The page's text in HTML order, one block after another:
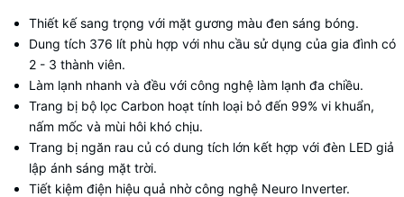
Thiết kế sang trọng với mặt gương màu đen sáng bóng.
Dung tích 376 lít phù hợp với nhu cầu sử dụng của gia đình có
2 - 3 thành viên.
Làm lạnh nhanh và đều với công nghệ làm lạnh đa chiều.
Trang bị bộ lọc Carbon hoạt tính loại bỏ đến 99% vi khuẩn,
nấm mốc và mùi hôi khó chịu.
Trang bị ngăn rau củ có dung tích lớn kết hợp với đèn LED giả
lập ánh sáng mặt trời.
Tiết kiệm điện hiệu quả nhờ công nghệ Neuro Inverter.